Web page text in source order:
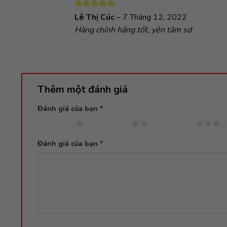
Được xếp
5
sao
Lê Thị Cúc– 7 Tháng 12, 2022
Hàng chính hãng tốt, yên tâm sd
Thêm một đánh giá
Đánh giá của bạn *
Đánh giá của bạn *